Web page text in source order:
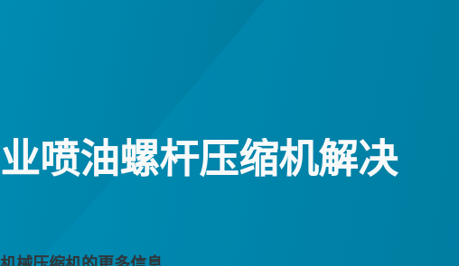
喷油螺杆压缩机解决